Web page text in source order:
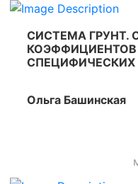
СИСТЕМА ГРУНТ.
СПЕЦИФИЧЕСКИХ
Ольга Башинская